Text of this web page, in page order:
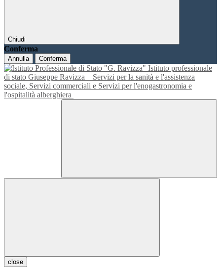
Chiudi
Conferma
Annulla Conferma
Istituto professionale
di stato Giuseppe Ravizza
Servizi per la sanità e l'assistenza
sociale, Servizi commerciali e Servizi per l'enogastronomia e
l'ospitalità alberghiera
close